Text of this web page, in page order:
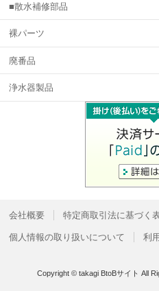
■散水補修部品
裸パーツ
廃番品
浄水器製品
会社概要 特定商取引法に基づく
個人情報の取り扱いについて 利
Copyright © takagi BtoBサイト All